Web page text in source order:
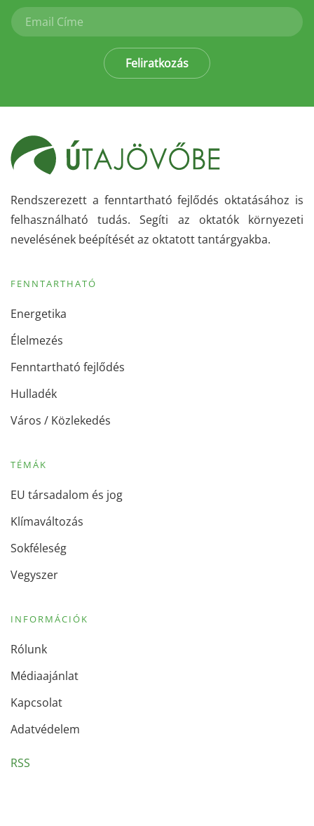
Feliratkozás
Rendszerezett a fenntartható fejlődés oktatásához is
felhasználható tudás. Segíti az oktatók környezeti
nevelésének beépítését az oktatott tantárgyakba.
FENNTARTHATÓ
Energetika
Élelmezés
Fenntartható fejlődés
Hulladék
Város / Közlekedés
TÉMÁK
EU társadalom és jog
Klímaváltozás
Sokféleség
Vegyszer
INFORMÁCIÓK
Rólunk
Médiaajánlat
Kapcsolat
Adatvédelem
RSS